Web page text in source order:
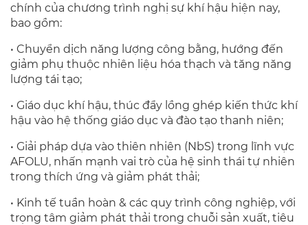
chính của chương trình nghị sự khí hậu hiện nay,
bao gồm:
• Chuyển dịch năng lượng công bằng, hướng đến
giảm phụ thuộc nhiên liệu hóa thạch và tăng năng
lượng tái tạo;
• Giáo dục khí hậu, thúc đẩy lồng ghép kiến thức khí
hậu vào hệ thống giáo dục và đào tạo thanh niên;
• Giải pháp dựa vào thiên nhiên (NbS) trong lĩnh vực
AFOLU, nhấn mạnh vai trò của hệ sinh thái tự nhiên
trong thích ứng và giảm phát thải;
• Kinh tế tuần hoàn & các quy trình công nghiệp, với
trọng tâm giảm phát thải trong chuỗi sản xuất, tiêu